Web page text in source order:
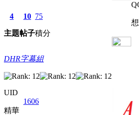
4
主題
10
帖子
75
積分
DHR字幕組
UID
1606
精華